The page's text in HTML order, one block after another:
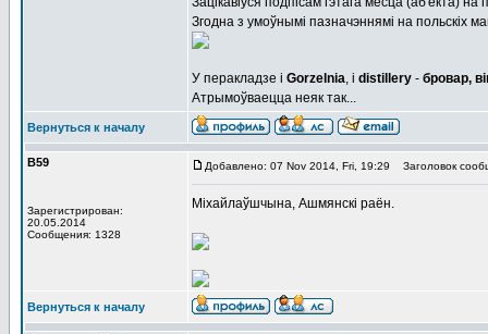
Згодна з умоўнымі пазначэннямі на польскіх
У перакладзе і Gorzelnia, і distillery - бровар,
Атрымоўваецца неяк так...
Вернуться к началу
В59
Зарегистрирован:
20.05.2014
Сообщения: 1328
Добавлено: 07 Nov 2014, Fri, 19:29 Заголовок
Міхайлаўшчына, Ашмянскі раён.
Вернуться к началу